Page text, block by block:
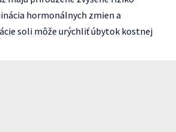
hormonálnych zmien a
soli môže urýchliť úbytok kostnej